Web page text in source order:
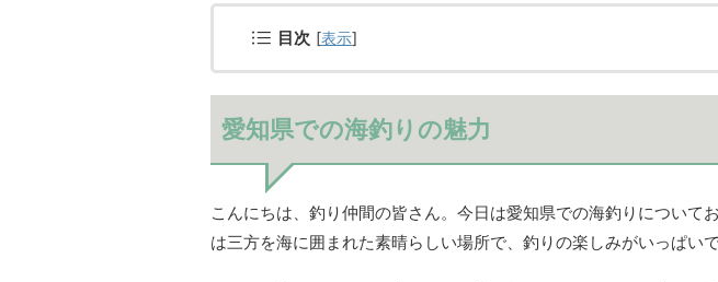
目次 [表示]
愛知県での海釣りの魅力
こんにちは、釣り仲間の皆さん。今日は愛知県での海釣りについて
は三方を海に囲まれた素晴らしい場所で、釣りの楽しみがいっぱいで